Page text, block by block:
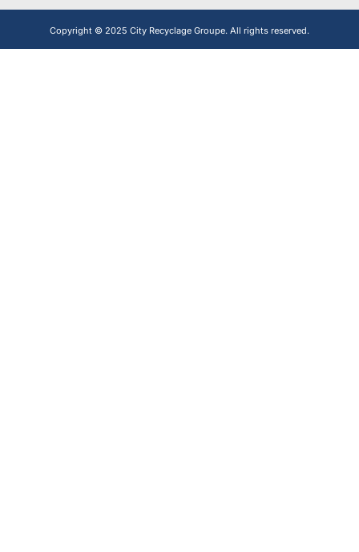
Copyright © 2025 City Recyclage Groupe. All rights reserved.